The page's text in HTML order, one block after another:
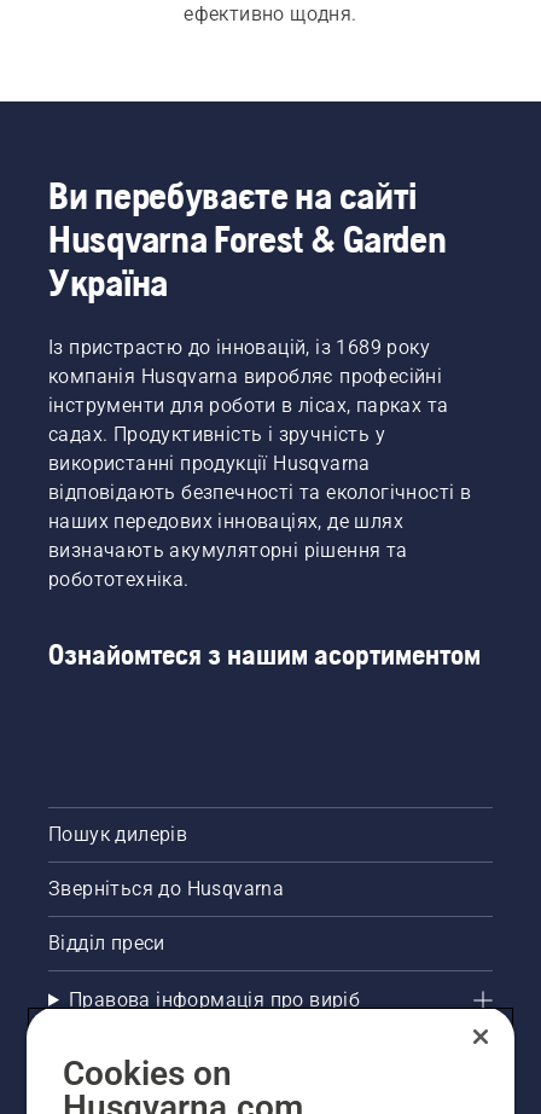
ефективно щодня.
Ви перебуваєте на сайті
Husqvarna Forest & Garden
Україна
Із пристрастю до інновацій, із 1689 року
компанія Husqvarna виробляє професійні
інструменти для роботи в лісах, парках та
садах. Продуктивність і зручність у
використанні продукції Husqvarna
відповідають безпечності та екологічності в
наших передових інноваціях, де шлях
визначають акумуляторні рішення та
робототехніка.
Ознайомтеся з нашим асортиментом
Пошук дилерів
Зверніться до Husqvarna
Відділ преси
Правова інформація про виріб
Інші сайти Husqvarna
Cookies on